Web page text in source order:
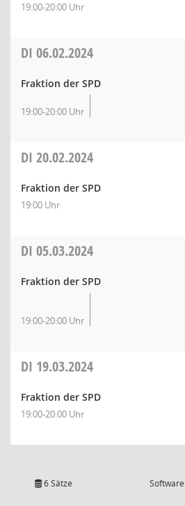
19:00-20:00 Uhr
DI 06.02.2024
Fraktion der SPD
19:00-20:00 Uhr
DI 20.02.2024
Fraktion der SPD
19:00 Uhr
DI 05.03.2024
Fraktion der SPD
19:00-20:00 Uhr
DI 19.03.2024
Fraktion der SPD
19:00-20:00 Uhr
6 Sätze